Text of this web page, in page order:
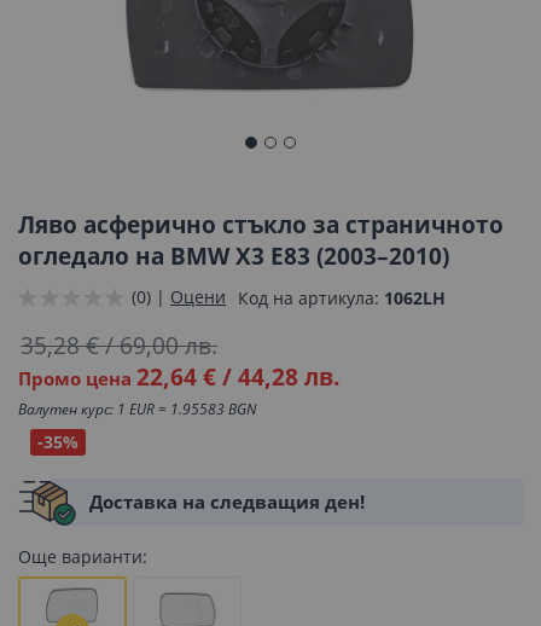
началото
галерия
Ляво асферично стъкло за страничното
огледало на BMW X3 E83 (2003–2010)
(0) | Оцени Код на артикула 1062LH
Промо цена 22,64 €/44,28 лв.
35,28 €/69,00 лв.
Валутен курс: 1 EUR = 1.95583 BGN
-35%
Доставка на следващия ден!
Още варианти: